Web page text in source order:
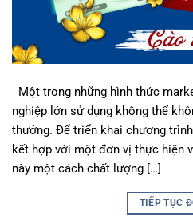
Một trong những hình thức
nghiệp lớn sử dụng không thể
thưởng. Để triển khai chương
kết hợp với một đơn vị thực hiện
này một cách chất lượng […]
TIẾP TỤC